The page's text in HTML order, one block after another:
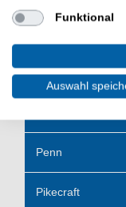
Paladin
Penn
Pikecraft
Funktional
Auswahl